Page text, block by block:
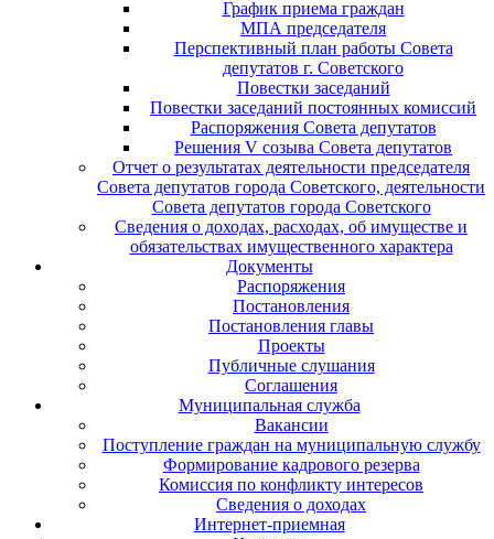
График приема граждан
МПА председателя
Перспективный план работы Совета
депутатов г. Советского
Повестки заседаний
Повестки заседаний постоянных комиссий
Распоряжения Совета депутатов
Решения V созыва Совета депутатов
Отчет о результатах деятельности председателя
Совета депутатов города Советского, деятельности
Совета депутатов города Советского
Сведения о доходах, расходах, об имуществе и
обязательствах имущественного характера
Документы
Распоряжения
Постановления
Постановления главы
Проекты
Публичные слушания
Соглашения
Муниципальная служба
Вакансии
Поступление граждан на муниципальную службу
Формирование кадрового резерва
Комиссия по конфликту интересов
Сведения о доходах
Интернет-приемная